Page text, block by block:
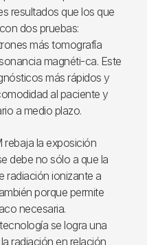
resultados que los que
dos pruebas:
más tomografía
magnéti-ca. Este
más rápidos y
al paciente y
a medio plazo.
rebaja la exposición
debe no sólo a que la
radiación ionizante a
porque permite
necesaria.
se logra una
radiación en relación